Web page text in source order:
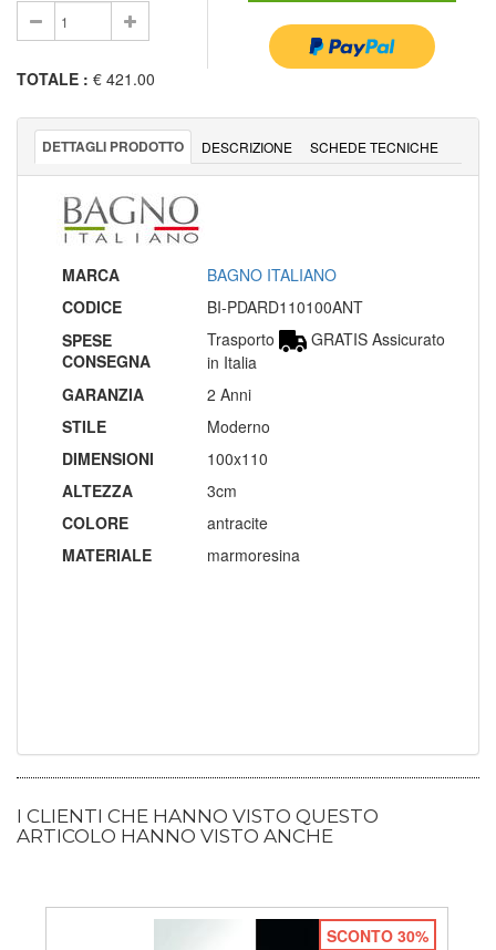
TOTALE : € 421.00
DETTAGLI PRODOTTO DESCRIZIONE SCHEDE TECNICHE
MARCA
BAGNO ITALIANO
CODICE
BI-PDARD110100ANT
SPESE
CONSEGNA
Trasporto
GRATIS Assicurato
in Italia
GARANZIA
2 Anni
STILE
Moderno
DIMENSIONI
100x110
ALTEZZA
3cm
COLORE
antracite
MATERIALE
marmoresina
I CLIENTI CHE HANNO VISTO QUESTO
ARTICOLO HANNO VISTO ANCHE
SCONTO 30%